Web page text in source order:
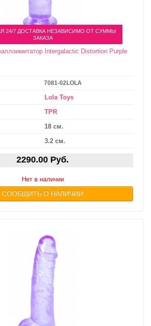
24/7 ДОСТАВКА НЕЗАВИСИМО ОТ СУММЫ
ЗАКАЗА
Intergalactic Distortion Purple
7081-02LOLA
Lola Toys
TPR
18 см.
3.2 см.
2290.00 Руб.
Нет в наличии
СООБЩИТЬ О НАЛИЧИИ